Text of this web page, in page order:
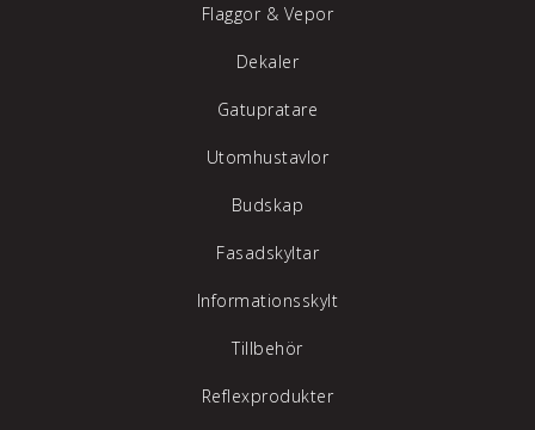
Flaggor & Vepor
Dekaler
Gatupratare
Utomhustavlor
Budskap
Fasadskyltar
Informationsskylt
Tillbehör
Reflexprodukter